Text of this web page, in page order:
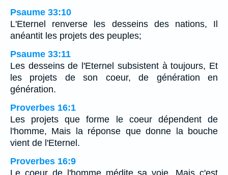
Psaume 33:10
L'Eternel renverse les desseins des nations, Il
anéantit les projets des peuples;
Psaume 33:11
Les desseins de l'Eternel subsistent à toujours, Et
les projets de son coeur, de génération en
génération.
Proverbes 16:1
Les projets que forme le coeur dépendent de
l'homme, Mais la réponse que donne la bouche
vient de l'Eternel.
Proverbes 16:9